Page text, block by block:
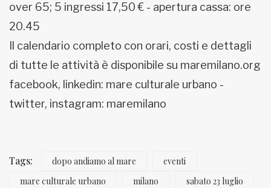
over 65; 5 ingressi 17,50 € - apertura cassa: ore
20.45
Il calendario completo con orari, costi e dettagli
di tutte le attività è disponibile su maremilano.org
facebook, linkedin: mare culturale urbano -
twitter, instagram: maremilano
Tags: dopo andiamo al mare
eventi
mare culturale urbano
milano
sabato 23 luglio